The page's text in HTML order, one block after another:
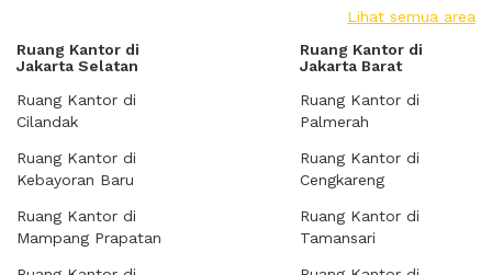
Lihat semua area
Ruang Kantor di
Jakarta Selatan
Ruang Kantor di
Cilandak
Ruang Kantor di
Kebayoran Baru
Ruang Kantor di
Mampang Prapatan
Ruang Kantor di
Jakarta Barat
Ruang Kantor di
Palmerah
Ruang Kantor di
Cengkareng
Ruang Kantor di
Tamansari